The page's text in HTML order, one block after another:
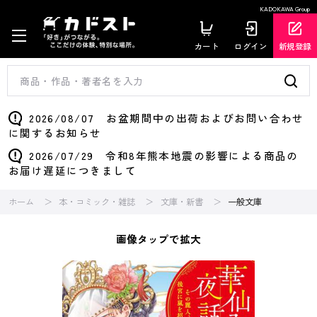
KADOKAWA Group
カート ログイン 新規登録
2026/08/07 お盆期間中の出荷およびお問い合わせ
に関するお知らせ
2026/07/29 令和8年熊本地震の影響による商品の
お届け遅延につきまして
ホーム 本・コミック・雑誌 文庫・新書 一般文庫
画像タップで拡大